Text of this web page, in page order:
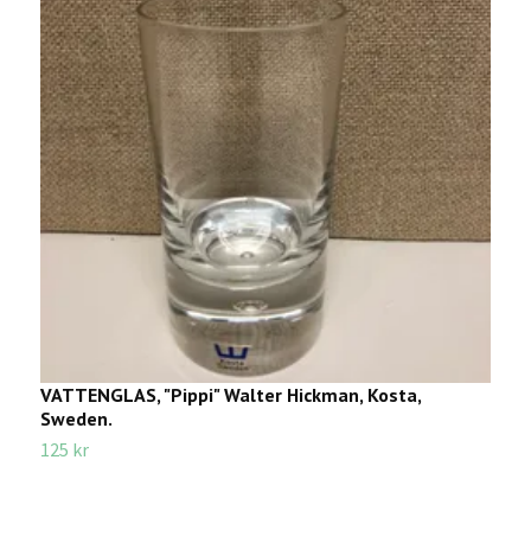
VATTENGLAS, "Pippi" Walter Hickman, Kosta,
Sweden.
125 kr